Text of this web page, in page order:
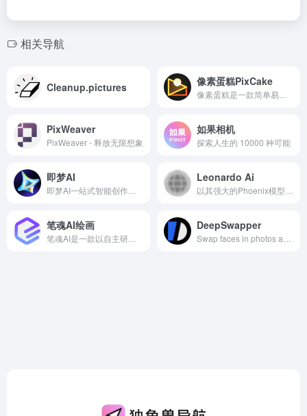
相关导航
Cleanup.pictures 像素蛋糕PixCake
PixWeaver
PixWeaver - 释放无限想象
如果相机
探索人生的 10000 种可能
即梦AI Leonardo Ai
笔魂AI绘画 DeepSwapper